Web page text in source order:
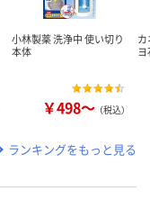
小林製薬 洗浄中 使い切り
本体
￥498～ （税込）
ランキングをもっと見る